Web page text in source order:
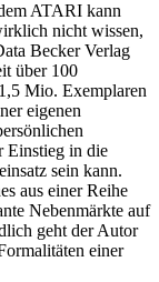
ATARI kann
nicht wissen,
Becker Verlag
über 100
Mio. Exemplaren
eigenen
Einstieg in die
sein kann.
aus einer Reihe
Nebenmärkte auf
geht der Autor
einer